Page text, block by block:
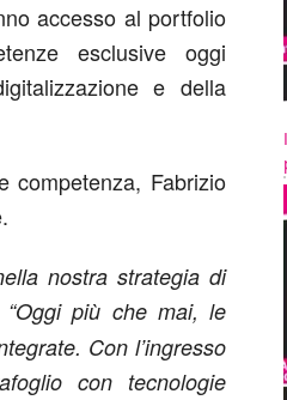
accesso al portfolio
esclusive oggi
e della
competenza, Fabrizio
nostra strategia di
più che mai, le
Con l’ingresso
con tecnologie